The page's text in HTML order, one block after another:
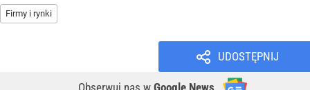
Firmy i rynki
UDOSTĘPNIJ
Obserwuj nas w Google News